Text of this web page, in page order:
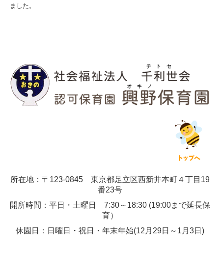
ました。
所在地：〒123-0845 東京都足立区西新井本町４丁目19
番23号
開所時間：平日・土曜日 7:30～18:30 (19:00まで延長保
育）
休園日：日曜日・祝日・年末年始(12月29日～1月3日)